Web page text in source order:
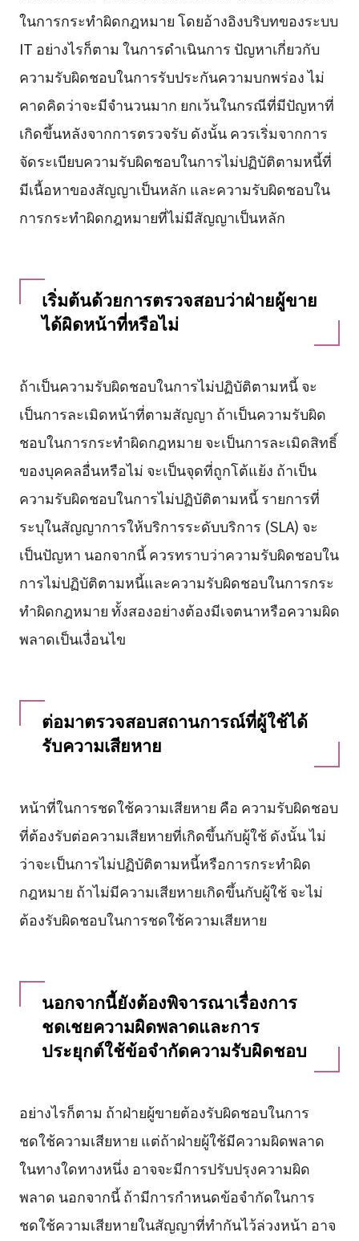
ในการกระทำผิดกฎหมาย โดยอ้างอิงบริบทของระบบ
IT อย่างไรก็ตาม ในการดำเนินการ ปัญหาเกี่ยวกับ
ความรับผิดชอบในการรับประกันความบกพร่อง ไม่
คาดคิดว่าจะมีจำนวนมาก ยกเว้นในกรณีที่มีปัญหาที่
เกิดขึ้นหลังจากการตรวจรับ ดังนั้น ควรเริ่มจากการ
จัดระเบียบความรับผิดชอบในการไม่ปฏิบัติตามหนี้ที่
มีเนื้อหาของสัญญาเป็นหลัก และความรับผิดชอบใน
การกระทำผิดกฎหมายที่ไม่มีสัญญาเป็นหลัก
เริ่มต้นด้วยการตรวจสอบว่าฝ่ายผู้ขาย
ได้ผิดหน้าที่หรือไม่
ถ้าเป็นความรับผิดชอบในการไม่ปฏิบัติตามหนี้ จะ
เป็นการละเมิดหน้าที่ตามสัญญา ถ้าเป็นความรับผิด
ชอบในการกระทำผิดกฎหมาย จะเป็นการละเมิดสิทธิ์
ของบุคคลอื่นหรือไม่ จะเป็นจุดที่ถูกโต้แย้ง ถ้าเป็น
ความรับผิดชอบในการไม่ปฏิบัติตามหนี้ รายการที่
ระบุในสัญญาการให้บริการระดับบริการ (SLA) จะ
เป็นปัญหา นอกจากนี้ ควรทราบว่าความรับผิดชอบใน
การไม่ปฏิบัติตามหนี้และความรับผิดชอบในการกระ
ทำผิดกฎหมาย ทั้งสองอย่างต้องมีเจตนาหรือความผิด
พลาดเป็นเงื่อนไข
ต่อมาตรวจสอบสถานการณ์ที่ผู้ใช้ได้
รับความเสียหาย
หน้าที่ในการชดใช้ความเสียหาย คือ ความรับผิดชอบ
ที่ต้องรับต่อความเสียหายที่เกิดขึ้นกับผู้ใช้ ดังนั้น ไม่
ว่าจะเป็นการไม่ปฏิบัติตามหนี้หรือการกระทำผิด
กฎหมาย ถ้าไม่มีความเสียหายเกิดขึ้นกับผู้ใช้ จะไม่
ต้องรับผิดชอบในการชดใช้ความเสียหาย
นอกจากนี้ยังต้องพิจารณาเรื่องการ
ชดเชยความผิดพลาดและการ
ประยุกต์ใช้ข้อจำกัดความรับผิดชอบ
อย่างไรก็ตาม ถ้าฝ่ายผู้ขายต้องรับผิดชอบในการ
ชดใช้ความเสียหาย แต่ถ้าฝ่ายผู้ใช้มีความผิดพลาด
ในทางใดทางหนึ่ง อาจจะมีการปรับปรุงความผิด
พลาด นอกจากนี้ ถ้ามีการกำหนดข้อจำกัดในการ
ชดใช้ความเสียหายในสัญญาที่ทำกันไว้ล่วงหน้า อาจ